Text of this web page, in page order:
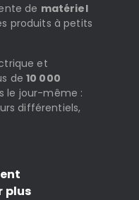
de matériel
produits à petits
et
de10 000
le jour-même :
différentiels,
plus